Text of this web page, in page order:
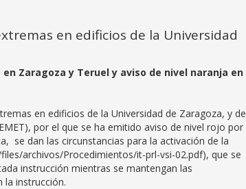
en edificios de la Universidad
Zaragoza y Teruel y aviso de nivel naranja en
en edificios de la Universidad de Zaragoza, y de
por el que se ha emitido aviso de nivel rojo por
se dan las circunstancias para la activación de la
archivos/Procedimientos/it-prl-vsi-02.pdf), que se
instrucción mientras se mantengan las
la instrucción.